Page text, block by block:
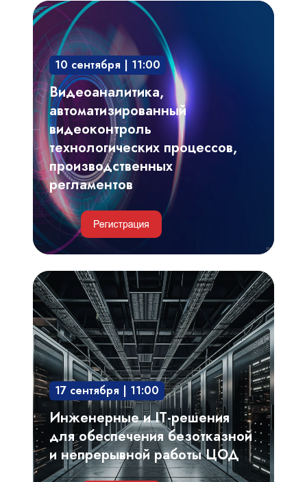
Видеоаналитика,
автоматизированный
видеоконтроль
технологических
процессов,
производственных
регламентов
10 сентября | 11:00
Видеоаналитика,
автоматизированный
видеоконтроль
технологических процессов,
производственных
регламентов
Инженерные
и
IT-
решения
для
обеспечения
безотказной
и
непрерывной
работы
ЦОД
17 сентября | 11:00
Инженерные и IT-решения
для обеспечения безотказной
и непрерывной работы ЦОД